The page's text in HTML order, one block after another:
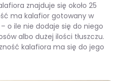
znajduje się około 25
ma kalafior gotowany w
o ile nie dodaje się do niego
albo dużej ilości tłuszczu.
kalafiora ma się do jego